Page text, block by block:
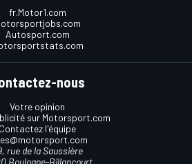
fr.Motor1.com
Autosport.com
nous
Votre opinion
sur Motorsport.com
Contactez l'équipe
rue de la Saussière